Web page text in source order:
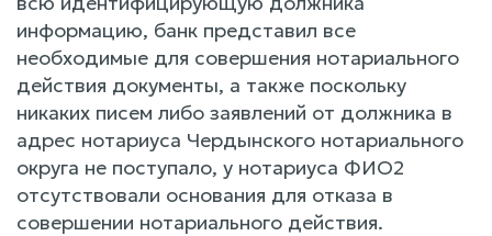
информацию, банк представил все
необходимые для совершения нотариального
действия документы, а также поскольку
никаких писем либо заявлений от должника в
адрес нотариуса Чердынского нотариального
округа не поступало, у нотариуса ФИО2
отсутствовали основания для отказа в
совершении нотариального действия.